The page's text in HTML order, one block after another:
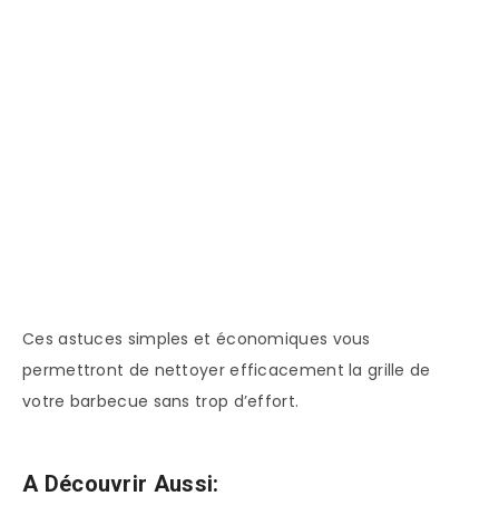
Ces astuces simples et économiques vous
permettront de nettoyer efficacement la grille de
votre barbecue sans trop d’effort.
A Découvrir Aussi: